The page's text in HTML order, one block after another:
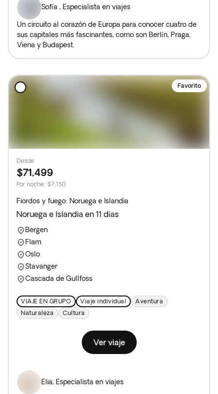
Sofía , Especialista en viajes
Un circuito al corazón de Europa para conocer cuatro de
sus capitales más fascinantes, como son Berlín, Praga,
Viena y Budapest.
Favorito
Desde
$71,499
Por noche: $7,150
Fiordos y fuego: Noruega e Islandia
Noruega e Islandia en 11 días
Bergen
Flam
Oslo
Stavanger
Cascada de Gullfoss
VIAJE EN GRUPO Viaje individual
Aventura
Naturaleza
Cultura
Ver viaje
Elia, Especialista en viajes